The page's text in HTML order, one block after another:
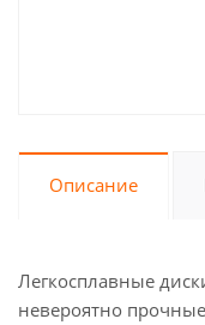
Описание
Легкосплавные
невероятно